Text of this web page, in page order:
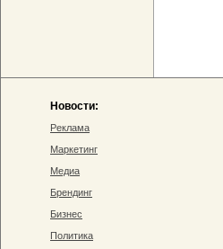
Новости:
Реклама
Маркетинг
Медиа
Брендинг
Бизнес
Политика